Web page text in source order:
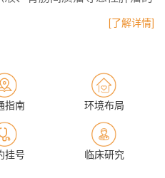
频透热联合化疗及光动力疗
深部静脉置管化疗、微创胸
为科室常规治疗手段。白玉
[了解详情]
指南 环境布局
挂号 临床研究